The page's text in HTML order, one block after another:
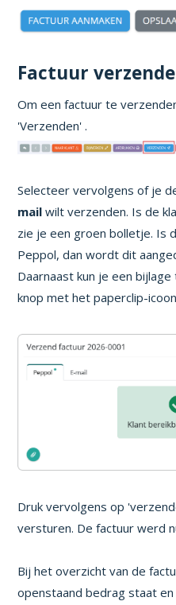
Factuur
Om een factuur te
'Verzenden' .
Selecteer vervolgens of je
mail wilt verzenden. Is de
zie je een groen bolletje. Is
Peppol, dan wordt dit
Daarnaast kun je een
knop met het paperclip-
Druk vervolgens op
versturen. De factuur werd
Bij het overzicht van de
openstaand bedrag staat